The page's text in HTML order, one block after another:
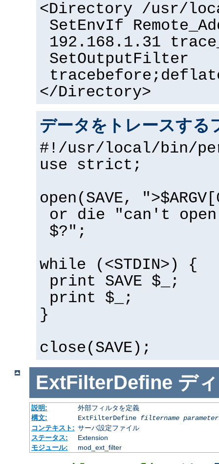
<Directory /usr/
SetEnvIf
192.168.1.31
SetOutputFilter
</Directory>
データをトレースする
#!/usr/local/bin/
use strict;
open(SAVE,
or die "can't open
$?";
while (<STDIN>) {
print SAVE $_;
print $_;
}
close(SAVE);
ExtFilterDefine デ
説明:
外部フィルタを定義
構文:
ExtFilterDefine filtername
コンテキスト: サーバ設定ファイル
ステータス:
Extension
モジュール:
mod_ext_filter